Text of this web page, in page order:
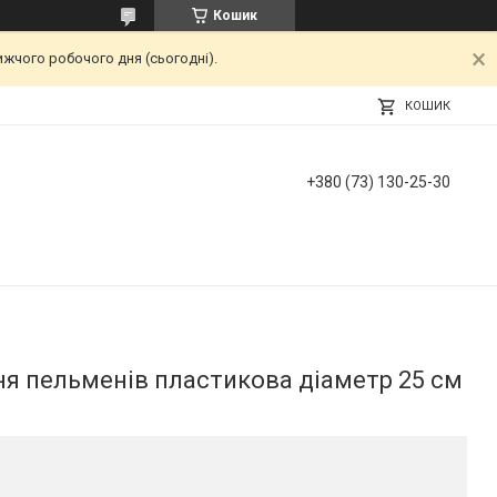
Кошик
робочого дня (сьогодні).
КОШИК
+380 (73) 130-25-30
пельменів пластикова діаметр 25 см